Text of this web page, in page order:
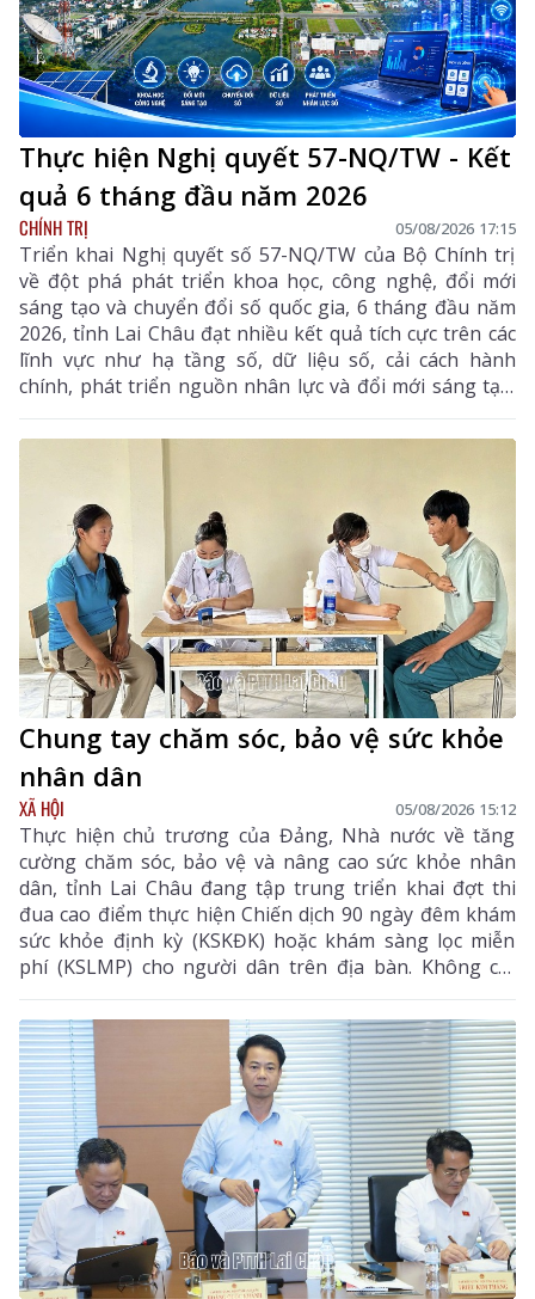
Thực hiện Nghị quyết 57-NQ/TW - Kết
quả 6 tháng đầu năm 2026
CHÍNH TRỊ 05/08/2026 17:15
Triển khai Nghị quyết số 57-NQ/TW của Bộ Chính trị
về đột phá phát triển khoa học, công nghệ, đổi mới
sáng tạo và chuyển đổi số quốc gia, 6 tháng đầu năm
2026, tỉnh Lai Châu đạt nhiều kết quả tích cực trên các
lĩnh vực như hạ tầng số, dữ liệu số, cải cách hành
chính, phát triển nguồn nhân lực và đổi mới sáng tạo.
Trong 6 tháng cuối năm, tỉnh tiếp tục tập trung thực
hiện các nhiệm vụ trọng tâm, tạo chuyển biến mạnh
mẽ trong phát triển khoa học, công nghệ, đổi mới
sáng tạo và chuyển đổi số.
Chung tay chăm sóc, bảo vệ sức khỏe
nhân dân
XÃ HỘI 05/08/2026 15:12
Thực hiện chủ trương của Đảng, Nhà nước về tăng
cường chăm sóc, bảo vệ và nâng cao sức khỏe nhân
dân, tỉnh Lai Châu đang tập trung triển khai đợt thi
đua cao điểm thực hiện Chiến dịch 90 ngày đêm khám
sức khỏe định kỳ (KSKĐK) hoặc khám sàng lọc miễn
phí (KSLMP) cho người dân trên địa bàn. Không chỉ
góp phần phát hiện sớm bệnh tật, nâng cao chất
lượng chăm sóc sức khỏe (CSSK) ban đầu, chương
trình còn lan tỏa tinh thần trách nhiệm, y đức và sự
tận tâm của đội ngũ cán bộ y tế, hướng tới mục tiêu
mọi người dân đều được tiếp cận dịch vụ y tế công
bằng, chất lượng và nhân văn.